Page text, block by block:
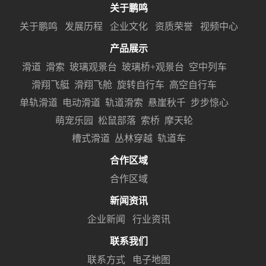
关于鹏鸣
关于鹏鸣
发展历程 企业文化 资质荣誉 视频中心
产品展示
滑道 滑索 玻璃观景台 玻璃桥+观景台 空中列车
滑翔飞艇 滑翔飞舱 旋转自行车 高空自行车
单轨滑道
电动滑道 轨道滑索 悬崖秋千 步步惊心
萌宠乐园
松鼠部落 索桥 摩天轮
槽式滑道 丛林穿越 轨道车
合作区域
合作区域
新闻资讯
企业新闻
行业资讯
联系我们
联系方式
电子地图